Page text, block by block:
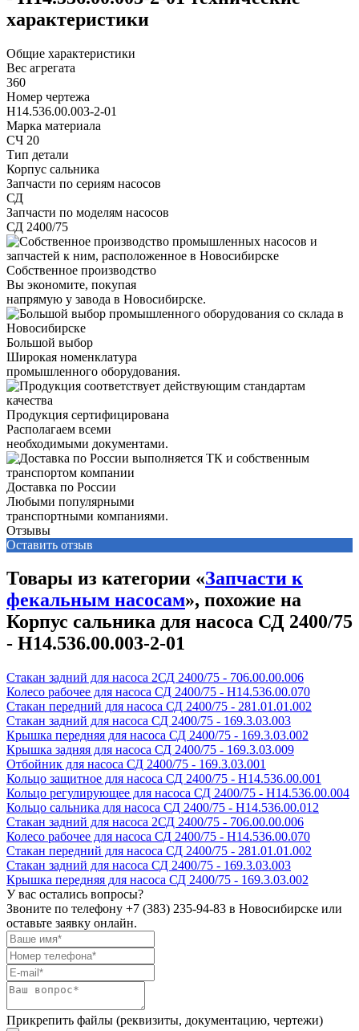
характеристики
Общие характеристики
Вес агрегата
360
Номер чертежа
Н14.536.00.003-2-01
Марка материала
СЧ 20
Тип детали
Корпус сальника
Запчасти по сериям насосов
СД
Запчасти по моделям насосов
СД 2400/75
Собственное производство
Вы экономите, покупая
напрямую у завода в Новосибирске.
Большой выбор
Широкая номенклатура
промышленного оборудования.
Продукция сертифицирована
Располагаем всеми
необходимыми документами.
Доставка по России
Любыми популярными
транспортными компаниями.
Отзывы
Оставить отзыв
Товары из категории «Запчасти к
фекальным насосам», похожие на
Корпус сальника для насоса СД 2400/75
- Н14.536.00.003-2-01
Стакан задний для насоса 2СД 2400/75 - 706.00.00.006
Колесо рабочее для насоса СД 2400/75 - Н14.536.00.070
Стакан передний для насоса СД 2400/75 - 281.01.01.002
Стакан задний для насоса СД 2400/75 - 169.3.03.003
Крышка передняя для насоса СД 2400/75 - 169.3.03.002
Крышка задняя для насоса СД 2400/75 - 169.3.03.009
Отбойник для насоса СД 2400/75 - 169.3.03.001
Кольцо защитное для насоса СД 2400/75 - Н14.536.00.001
Кольцо регулирующее для насоса СД 2400/75 - Н14.536.00.004
Кольцо сальника для насоса СД 2400/75 - Н14.536.00.012
Стакан задний для насоса 2СД 2400/75 - 706.00.00.006
Колесо рабочее для насоса СД 2400/75 - Н14.536.00.070
Стакан передний для насоса СД 2400/75 - 281.01.01.002
Стакан задний для насоса СД 2400/75 - 169.3.03.003
Крышка передняя для насоса СД 2400/75 - 169.3.03.002
У вас остались вопросы?
Звоните по телефону +7 (383) 235-94-83 в Новосибирске или
оставьте заявку онлайн.
Прикрепить файлы (реквизиты, документацию, чертежи)